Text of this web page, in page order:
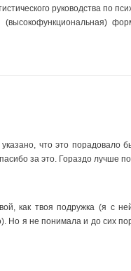
руководства по
что это
за это. Гораздо лучше
как твоя подружка (я с
Но я не понимала и до сих